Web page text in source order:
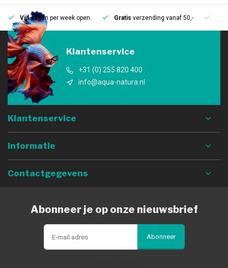
Vijfdagen per week open. Gratis verzending vanaf 50,-
Klantenservice
+31 (0) 255 820 400
info@aqua-natura.nl
Klantenservice
Informatie
Contactgegevens
Abonneer je op onze nieuwsbrief
Abonneer